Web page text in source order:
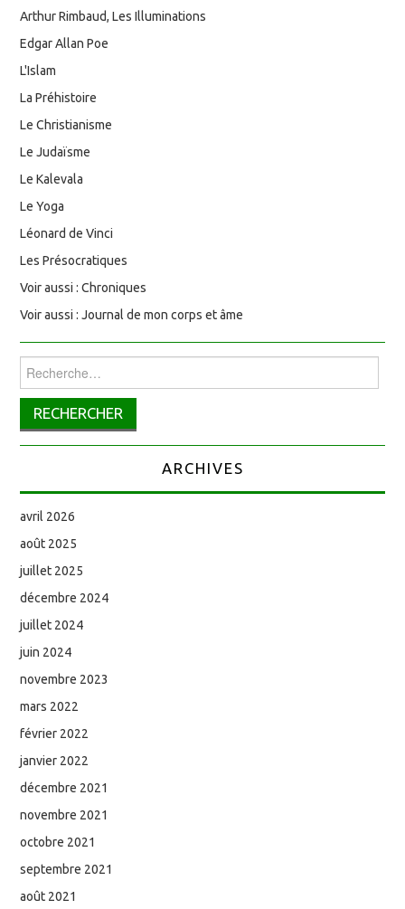
Arthur Rimbaud, Les Illuminations
Edgar Allan Poe
L'Islam
La Préhistoire
Le Christianisme
Le Judaïsme
Le Kalevala
Le Yoga
Léonard de Vinci
Les Présocratiques
Voir aussi : Chroniques
Voir aussi : Journal de mon corps et âme
Rechercher :
ARCHIVES
avril 2026
août 2025
juillet 2025
décembre 2024
juillet 2024
juin 2024
novembre 2023
mars 2022
février 2022
janvier 2022
décembre 2021
novembre 2021
octobre 2021
septembre 2021
août 2021